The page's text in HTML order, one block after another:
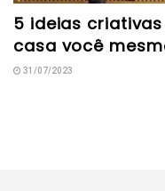
5 ideias
casa você
31/07/2023